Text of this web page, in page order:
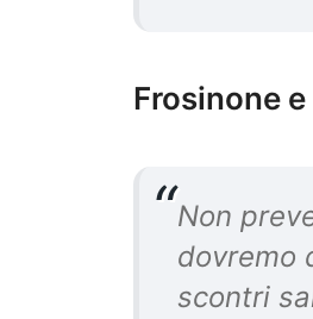
Frosinone
Non
dovremo
scontri